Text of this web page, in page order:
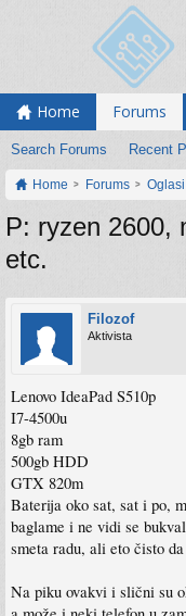
Home Forums
Search Forums Recent
Home Forums Oglasi
P: ryzen 2600,
etc.
Filozof
Aktivista
Lenovo IdeaPad S510p
I7-4500u
8gb ram
500gb HDD
GTX 820m
Baterija oko sat, sat i po,
baglame i ne vidi se
smeta radu, ali eto čisto
Na piku ovakvi i slični su